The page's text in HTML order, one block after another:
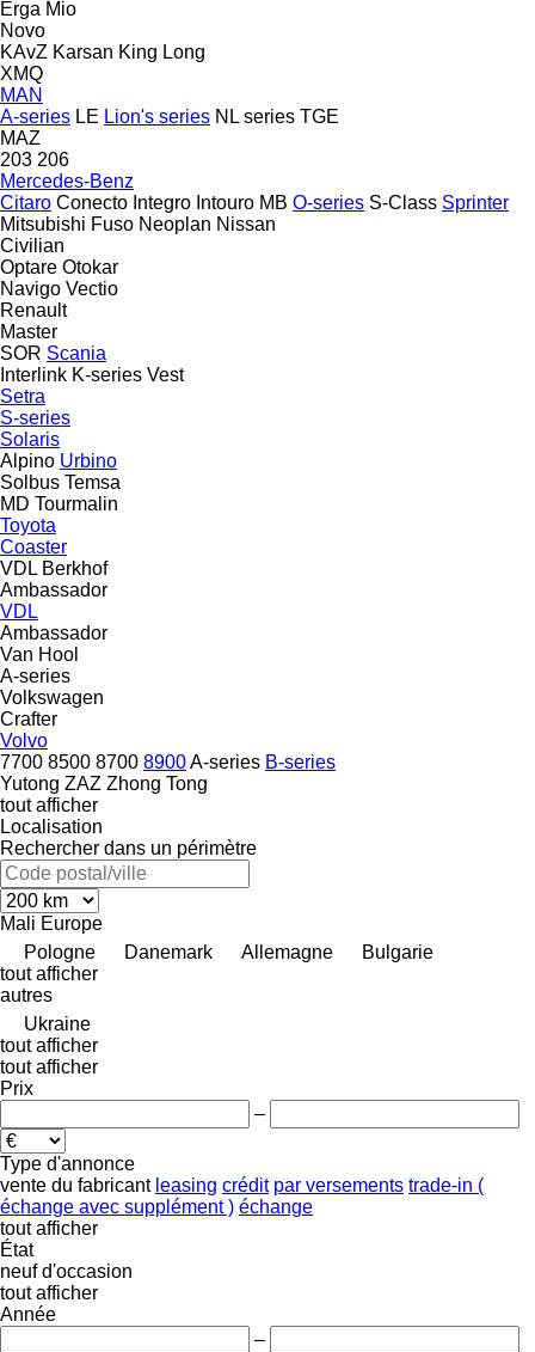
Erga Mio
Novo
KAvZ Karsan King Long
XMQ
MAN
A-series LE Lion's series NL series TGE
MAZ
203 206
Mercedes-Benz
Citaro Conecto Integro Intouro MB O-series S-Class Sprinter
Mitsubishi Fuso Neoplan Nissan
Civilian
Optare Otokar
Navigo Vectio
Renault
Master
SOR Scania
Interlink K-series Vest
Setra
S-series
Solaris
Alpino Urbino
Solbus Temsa
MD Tourmalin
Toyota
Coaster
VDL Berkhof
Ambassador
VDL
Ambassador
Van Hool
A-series
Volkswagen
Crafter
Volvo
7700 8500 8700 8900A-series B-series
Yutong ZAZ Zhong Tong
tout afficher
Localisation
Rechercher dans un périmètre
Mali Europe
Pologne
Danemark Allemagne
Bulgarie
tout afficher
autres
Ukraine
tout afficher
tout afficher
Prix
–
Type d'annonce
vente du fabricant leasing crédit par versements trade-in (
échange avec supplément ) échange
tout afficher
État
neuf d'occasion
tout afficher
Année
–